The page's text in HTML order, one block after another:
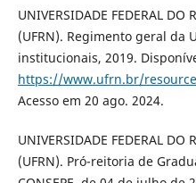
UNIVERSIDADE FEDERAL DO
(UFRN). Regimento geral da
institucionais, 2019.
https://www.ufrn.br/
Acesso em 20 ago. 2024.
UNIVERSIDADE FEDERAL DO
(UFRN). Pró-reitoria de